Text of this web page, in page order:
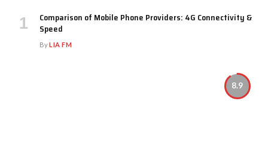
Comparison of Mobile Phone Providers: 4G Connectivity &
Speed
ByLIA FM
8.9